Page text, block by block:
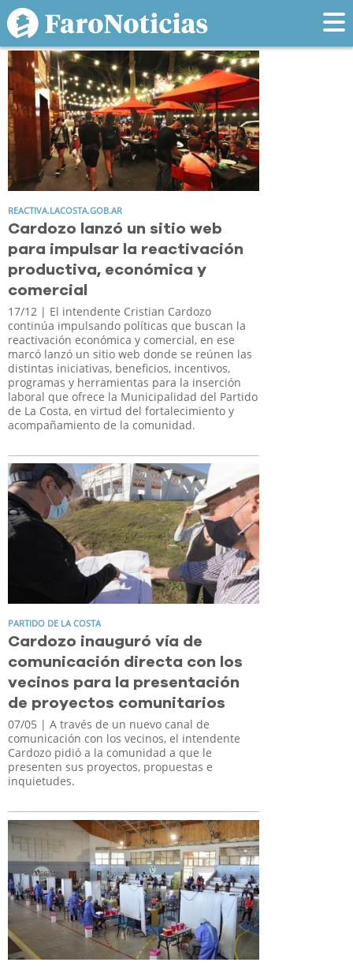
Tag: web
REACTIVA.LACOSTA.GOB.AR
Cardozo lanzó un sitio web
para impulsar la reactivación
productiva, económica y
comercial
17/12 | El intendente Cristian Cardozo
continúa impulsando políticas que buscan la
reactivación económica y comercial, en ese
marcó lanzó un sitio web donde se reúnen las
distintas iniciativas, beneficios, incentivos,
programas y herramientas para la inserción
laboral que ofrece la Municipalidad del Partido
de La Costa, en virtud del fortalecimiento y
acompañamiento de la comunidad.
PARTIDO DE LA COSTA
Cardozo inauguró vía de
comunicación directa con los
vecinos para la presentación
de proyectos comunitarios
07/05 | A través de un nuevo canal de
comunicación con los vecinos, el intendente
Cardozo pidió a la comunidad a que le
presenten sus proyectos, propuestas e
inquietudes.